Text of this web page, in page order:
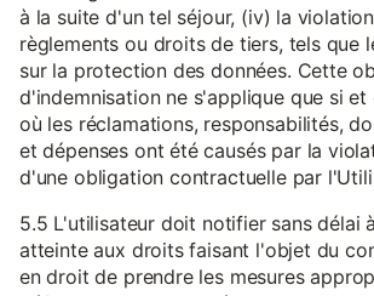
à la suite d'un tel séjour, (iv) la
règlements ou droits de tiers, tels que
sur la protection des données. Cette
d'indemnisation ne s'applique que si et
où les réclamations, responsabilités,
et dépenses ont été causés par la
d'une obligation contractuelle par
5.5 L'utilisateur doit notifier sans délai
atteinte aux droits faisant l'objet du
en droit de prendre les mesures